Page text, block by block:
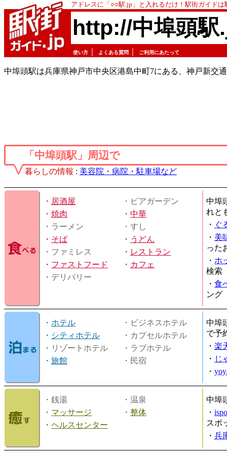
アドレスに「○○駅.jp」と入れるだけ！駅街ガイド
http://中埠頭駅
使い方 よくある質問 ご利用にあたって
中埠頭駅は兵庫県神戸市中央区港島中町7にある、神戸新交
「中埠頭駅」周辺で
暮らしの情報 : 美容院・病院・駐車場など
・ 居酒屋
・ビアガーデン
・ 焼肉 ・ 中華
・ラーメン
・すし
・ そば ・ うどん
・ファミレス
・ レストラン
・ ファストフード ・ カフェ
・デリバリー
中埠
れと
・ ぐ
・ 美
った
・ ホ
検索
・ 食
ング
・ ホテル
・ビジネスホテル
・ シティホテル
・カプセルホテル
・リゾートホテル
・ラブホテル
・ 旅館 ・民宿
中埠
で予
・ 楽
・ じ
・
・銭湯
・温泉
・ マッサージ ・ 整体
・ ヘルスセンター
中埠
・
スポ
・ 兵